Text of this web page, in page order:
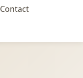
Contact